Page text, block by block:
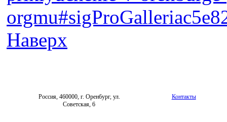
Наверх
Россия, 460000, г. Оренбург, ул.
Советская, 6
Контакты